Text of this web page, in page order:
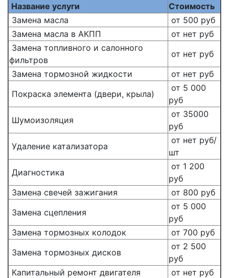
Название услуги
Стоимость
Замена масла
от 500 руб
Замена масла в АКПП
от нет руб
Замена топливного и салонного
фильтров
от нет руб
Замена тормозной жидкости
от нет руб
Покраска элемента (двери, крыла)
от 5 000
руб
Шумоизоляция
от 35000
руб
Удаление катализатора
от нет руб/
шт
Диагностика
от 1 200
руб
Замена свечей зажигания
от 800 руб
Замена сцепления
от 5 000
руб
Замена тормозных колодок
от 700 руб
Замена тормозных дисков
от 2 500
руб
Капитальный ремонт двигателя
от нет руб